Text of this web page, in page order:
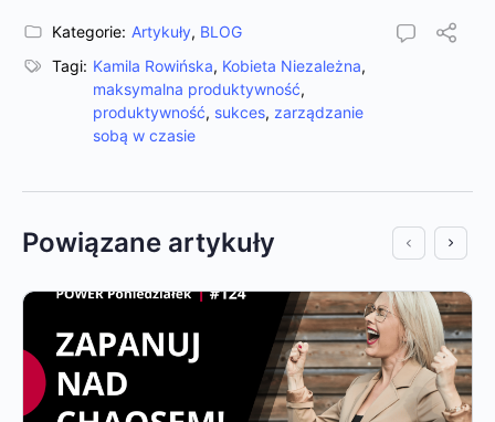
Kategorie: Artykuły, BLOG
Tagi: Kamila Rowińska, Kobieta Niezależna,
maksymalna produktywność,
produktywność, sukces, zarządzanie
sobą w czasie
Powiązane artykuły